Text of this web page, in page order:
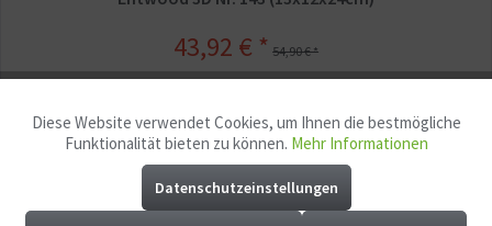
43,92 € * 54,90 € *
Merken
-20
Funktionale Aktiv
Diese Website verwendet Cookies, um Ihnen die bestmögliche
Funktionalität bieten zu können. Mehr Informationen
Datenschutzeinstellungen